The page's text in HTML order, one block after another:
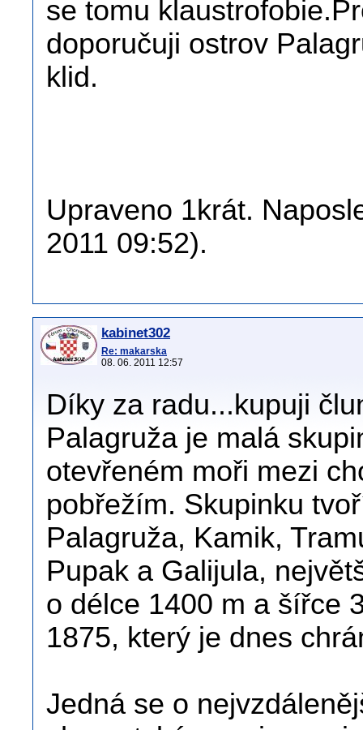
se tomu
doporučuji ostrov
klid.
Upraveno 1krát.
2011 09:52).
kabinet302
Re: makarska
08. 06. 2011 12:57
Díky za radu...kupuji
Palagruža je malá
otevřeném moři mezi
pobřežím. Skupinku
Palagruža, Kamik,
Pupak a Galijula,
o délce 1400 m a šířce
1875, který je dnes
Jedná se o